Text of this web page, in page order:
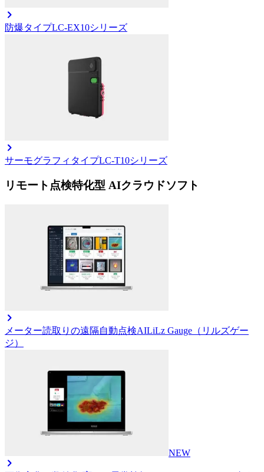
防爆タイプLC-EX10シリーズ
サーモグラフィタイプLC-T10シリーズ
リモート点検特化型 AIクラウドソフト
メーター読取りの遠隔自動点検AILiLz Gauge（リルズゲー
ジ）
NEW